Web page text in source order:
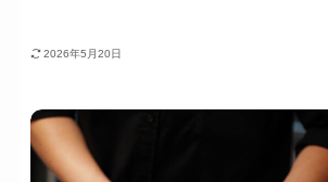
2026年5月20日